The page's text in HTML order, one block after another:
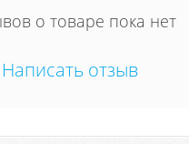
которых
покрытие при
но и
о товаре пока нет
Написать отзыв